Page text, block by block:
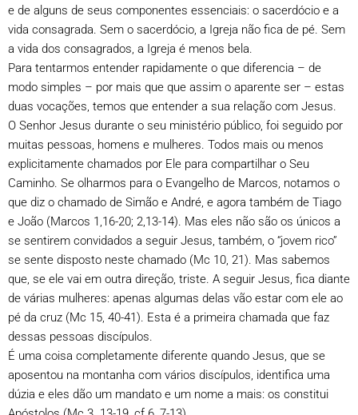
e de alguns de seus componentes essenciais: o sacerdócio e a
vida consagrada. Sem o sacerdócio, a Igreja não fica de pé. Sem
a vida dos consagrados, a Igreja é menos bela.
Para tentarmos entender rapidamente o que diferencia – de
modo simples – por mais que que assim o aparente ser – estas
duas vocações, temos que entender a sua relação com Jesus.
O Senhor Jesus durante o seu ministério público, foi seguido por
muitas pessoas, homens e mulheres. Todos mais ou menos
explicitamente chamados por Ele para compartilhar o Seu
Caminho. Se olharmos para o Evangelho de Marcos, notamos o
que diz o chamado de Simão e André, e agora também de Tiago
e João (Marcos 1,16-20; 2,13-14). Mas eles não são os únicos a
se sentirem convidados a seguir Jesus, também, o “jovem rico”
se sente disposto neste chamado (Mc 10, 21). Mas sabemos
que, se ele vai em outra direção, triste. A seguir Jesus, fica diante
de várias mulheres: apenas algumas delas vão estar com ele ao
pé da cruz (Mc 15, 40-41). Esta é a primeira chamada que faz
dessas pessoas discípulos.
É uma coisa completamente diferente quando Jesus, que se
aposentou na montanha com vários discípulos, identifica uma
dúzia e eles dão um mandato e um nome a mais: os constitui